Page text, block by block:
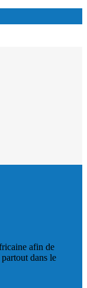
afin de
dans le